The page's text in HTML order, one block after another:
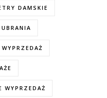
DAMSKIE
WYPRZEDAŻ